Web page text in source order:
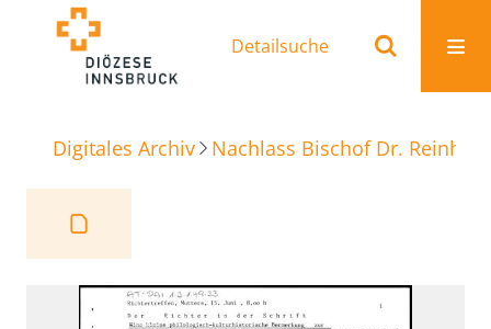
Detailsuche
Digitales Archiv Nachlass Bischof Dr.